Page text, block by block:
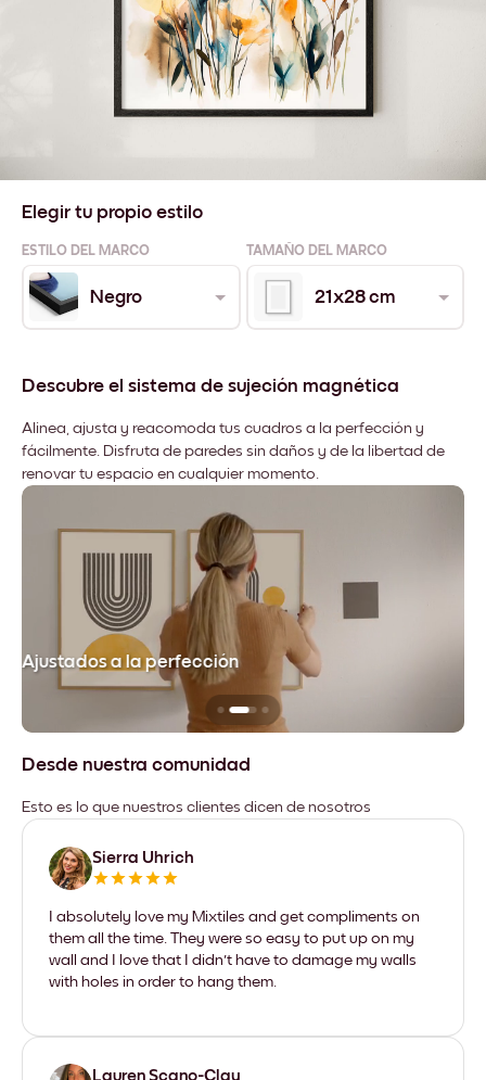
Elegir tu propio estilo
ESTILO DEL MARCO TAMAÑO DEL MARCO
Negro 21x28 cm
Descubre el sistema de sujeción magnética
Alinea, ajusta y reacomoda tus cuadros a la perfección y
fácilmente. Disfruta de paredes sin daños y de la libertad de
renovar tu espacio en cualquier momento.
Ajustados a la perfección
Desde nuestra comunidad
Esto es lo que nuestros clientes dicen de nosotros
Sierra Uhrich
I absolutely love my Mixtiles and get compliments on
them all the time. They were so easy to put up on my
wall and I love that I didn't have to damage my walls
with holes in order to hang them.
Lauren Scano-Clay